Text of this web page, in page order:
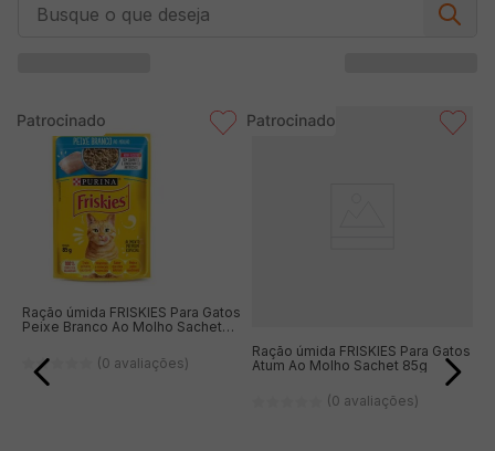
Ração úmida FRISKIES Para Gatos
Peixe Branco Ao Molho Sachet
(0 avaliações)
Ração úmida FRISKIES Para Gatos
Atum Ao Molho Sachet 85g
(0 avaliações)